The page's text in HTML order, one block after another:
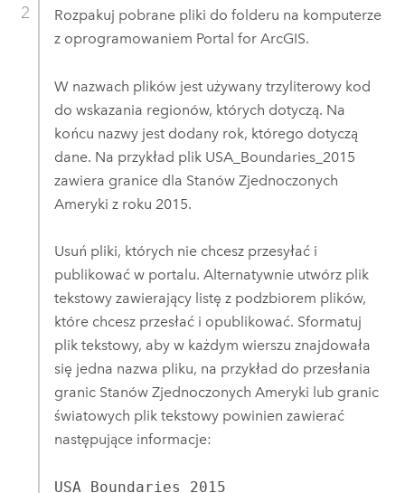
Rozpakuj pobrane pliki do folderu na komputerze
z oprogramowaniem Portal for ArcGIS.
W nazwach plików jest używany trzyliterowy kod
do wskazania regionów, których dotyczą. Na
końcu nazwy jest dodany rok, którego dotyczą
dane. Na przykład plik USA_Boundaries_2015
zawiera granice dla Stanów Zjednoczonych
Ameryki z roku 2015.
Usuń pliki, których nie chcesz przesyłać i
publikować w portalu. Alternatywnie utwórz plik
tekstowy zawierający listę z podzbiorem plików,
które chcesz przesłać i opublikować. Sformatuj
plik tekstowy, aby w każdym wierszu znajdowała
się jedna nazwa pliku, na przykład do przesłania
granic Stanów Zjednoczonych Ameryki lub granic
światowych plik tekstowy powinien zawierać
następujące informacje:
USA_Boundaries_2015